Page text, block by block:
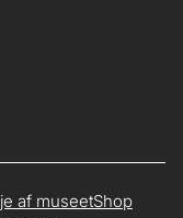
af museetShop